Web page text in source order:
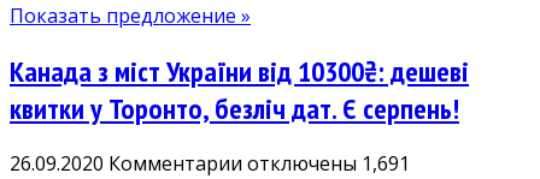
рейси
у
жовнтні-
грудні
Показать предложение »
Канада з міст України від 10300₴: дешеві
квитки у Торонто, безліч дат. Є серпень!
26.09.2020 Комментарии котключены 1,691